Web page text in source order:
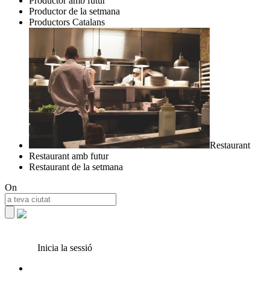
Productor de la setmana
Productors Catalans
Restaurant
Restaurant amb futur
Restaurant de la setmana
On
Inicia la sessió